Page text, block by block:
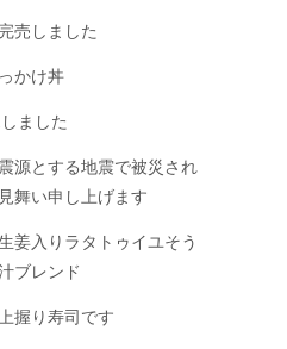
売しました
かけ丼
ました
源とする地震で被災され
舞い申し上げます
入りラタトゥイユそう
ブレンド
握り寿司です